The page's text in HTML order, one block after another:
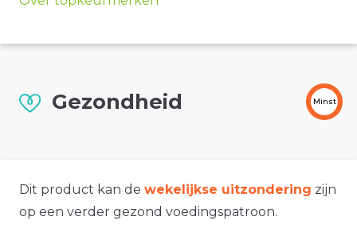
Gezondheid Minst
Dit product kan de wekelijkse uitzondering zijn
op een verder gezond voedingspatroon.